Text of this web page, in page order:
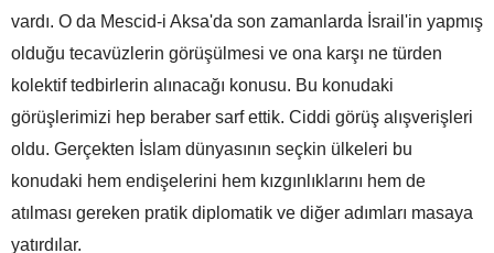
vardı. O da Mescid-i Aksa'da son zamanlarda İsrail'in yapmış
olduğu tecavüzlerin görüşülmesi ve ona karşı ne türden
kolektif tedbirlerin alınacağı konusu. Bu konudaki
görüşlerimizi hep beraber sarf ettik. Ciddi görüş alışverişleri
oldu. Gerçekten İslam dünyasının seçkin ülkeleri bu
konudaki hem endişelerini hem kızgınlıklarını hem de
atılması gereken pratik diplomatik ve diğer adımları masaya
yatırdılar.